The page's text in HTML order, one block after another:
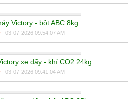
Victory - bột ABC 8kg
03-07-2026 09:54:07 AM
xe đẩy - khí CO2 24kg
03-07-2026 09:41:04 AM